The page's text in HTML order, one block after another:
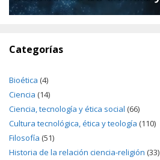
Categorías
Bioética (4)
Ciencia (14)
Ciencia, tecnología y ética social (66)
Cultura tecnológica, ética y teología (110)
Filosofía (51)
Historia de la relación ciencia-religión (33)